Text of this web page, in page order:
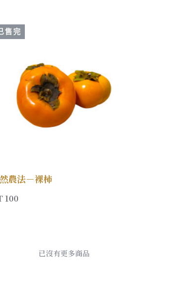
售完
農法－裸柿
100
已沒有更多商品